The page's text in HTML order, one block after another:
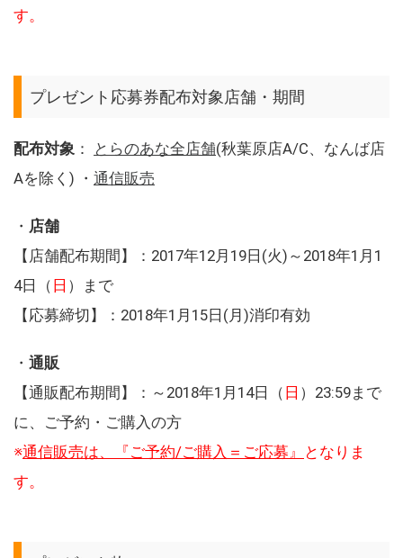
す。
プレゼント応募券配布対象店舗・期間
配布対象 ： とらのあな全店舗(秋葉原店A/C、なんば店
Aを除く) ・ 通信販売
・ 店舗
【店舗配布期間】：2017年12月19日(火)～2018年1月1
4日（ 日 ）まで
【応募締切】：2018年1月15日(月)消印有効
・ 通販
【通販配布期間】：～2018年1月14日（ 日 ）23:59まで
に、ご予約・ご購入の方
※通信販売は、『ご予約/ご購入＝ご応募』
となりま
す。